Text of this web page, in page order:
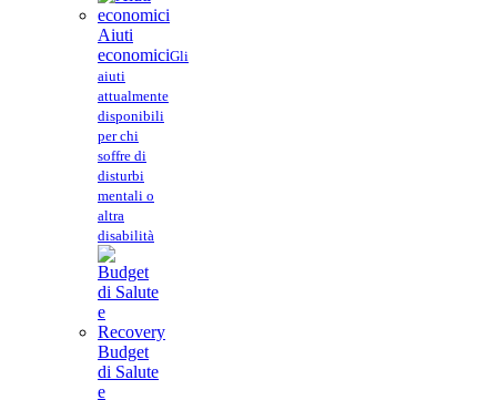
Aiuti
economiciGli
aiuti
attualmente
disponibili
per chi
soffre di
disturbi
mentali o
altra
disabilità
Budget
di Salute
e